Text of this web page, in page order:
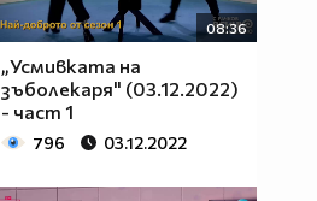
08:36
„Усмивката на
зъболекаря" (03.12.2022)
- част 1
796 03.12.2022